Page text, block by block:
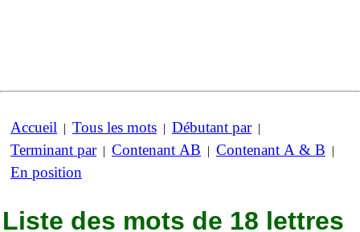
Accueil | Tous les mots | Débutant par|
Terminant par| Contenant AB | Contenant A & B |
En position
Liste des mots de 18 lettres